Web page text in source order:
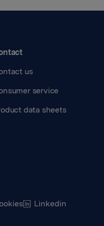
us
service
data sheets
Linkedin